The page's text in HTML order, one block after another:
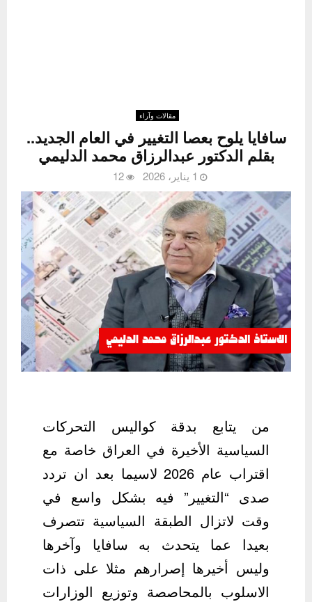
مقالات وآراء
سافايا يلوح بعصا التغيير في العام الجديد..
بقلم الدكتور عبدالرزاق محمد الدليمي
1 يناير، 2026 12
من يتابع بدقة كواليس التحركات
السياسية الأخيرة في العراق خاصة مع
اقتراب عام 2026 لاسيما بعد ان تردد
صدى “التغيير” فيه بشكل واسع في
وقت لاتزال الطبقة السياسية تتصرف
بعيدا عما يتحدث به سافايا وآخرها
وليس أخيرها إصرارهم مثلا على ذات
الاسلوب بالمحاصصة وتوزيع الوزارات